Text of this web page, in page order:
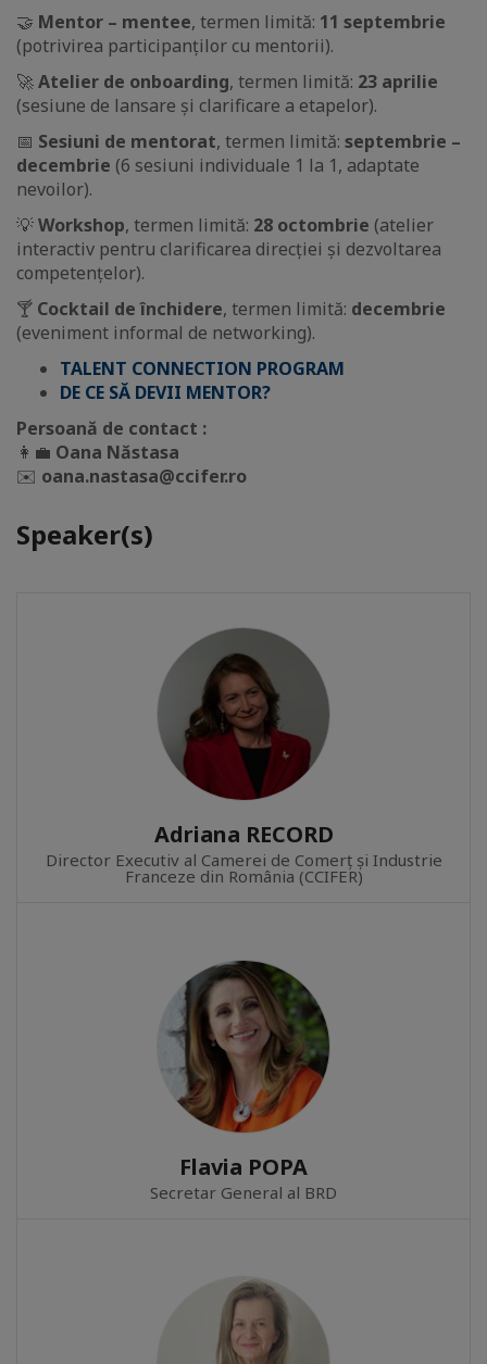
🤝 Mentor – mentee, termen limită: 11 septembrie
(potrivirea participanților cu mentorii).
🚀Atelier de onboarding, termen limită: 23 aprilie
(sesiune de lansare și clarificare a etapelor).
📅 Sesiuni de mentorat, termen limită: septembrie –
decembrie (6 sesiuni individuale 1 la 1, adaptate
nevoilor).
💡Workshop, termen limită: 28 octombrie (atelier
interactiv pentru clarificarea direcției și dezvoltarea
competențelor).
🍸 Cocktail de închidere, termen limită: decembrie
(eveniment informal de networking).
TALENT CONNECTION PROGRAM
DE CE SĂ DEVII MENTOR?
Persoană de contact :
👩‍💼 Oana Năstasa
✉️ oana.nastasa@ccifer.ro
Speaker(s)
Adriana RECORD
Director Executiv al Camerei de Comerț și Industrie
Franceze din România (CCIFER)
Flavia POPA
Secretar General al BRD